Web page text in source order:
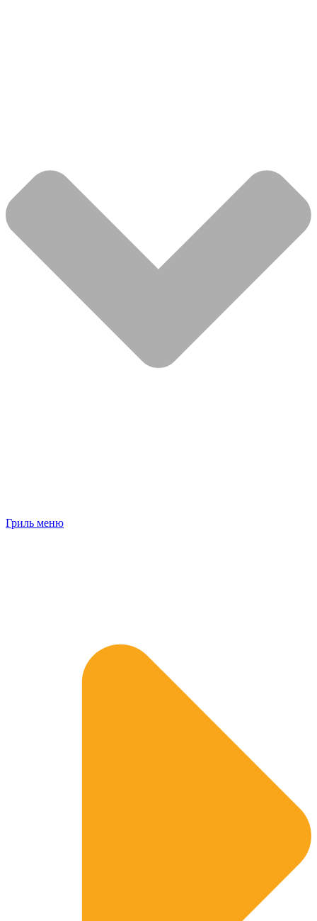
Гриль меню